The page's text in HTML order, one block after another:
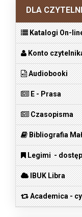
DLA
Katalogi On-
Konto
Audiobooki
E - Prasa
Czasopisma
Bibliografia
Legimi -
IBUK Libra
Academica -